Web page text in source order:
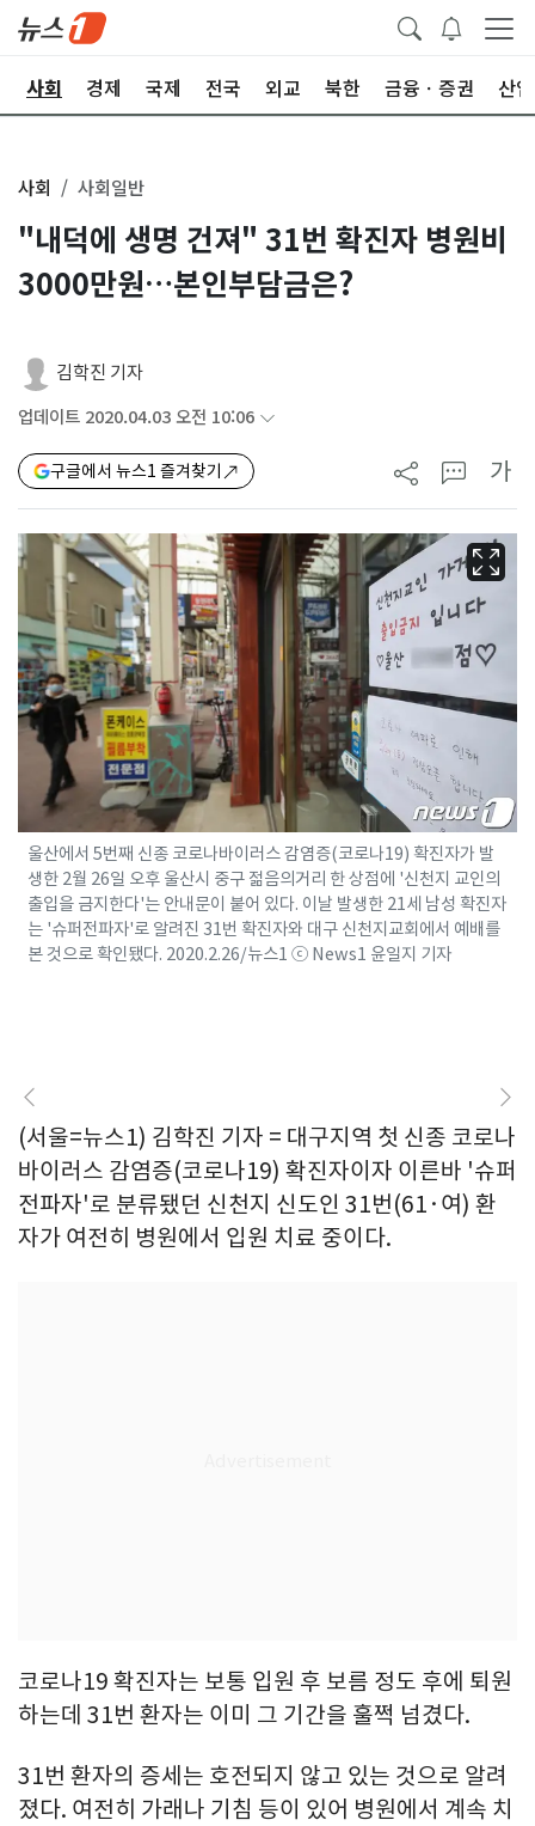
사회 경제 국제 전국 외교 북한 금융ㆍ증권 산업
사회 사회일반
"내덕에 생명 건져" 31번 확진자 병원비
3000만원…본인부담금은?
김학진 기자
업데이트 2020.04.03 오전 10:06
구글에서 뉴스1 즐겨찾기 가
울산에서 5번째 신종 코로나바이러스 감염증(코로나19) 확진자가 발
생한 2월 26일 오후 울산시 중구 젊음의거리 한 상점에 '신천지 교인의
출입을 금지한다'는 안내문이 붙어 있다. 이날 발생한 21세 남성 확진자
는 '슈퍼전파자'로 알려진 31번 확진자와 대구 신천지교회에서 예배를
본 것으로 확인됐다. 2020.2.26/뉴스1 ⓒ News1 윤일지 기자
(서울=뉴스1) 김학진 기자 = 대구지역 첫 신종 코로나
바이러스 감염증(코로나19) 확진자이자 이른바 '슈퍼
전파자'로 분류됐던 신천지 신도인 31번(61·여) 환
자가 여전히 병원에서 입원 치료 중이다.
코로나19 확진자는 보통 입원 후 보름 정도 후에 퇴원
하는데 31번 환자는 이미 그 기간을 훌쩍 넘겼다.
31번 환자의 증세는 호전되지 않고 있는 것으로 알려
졌다. 여전히 가래나 기침 등이 있어 병원에서 계속 치